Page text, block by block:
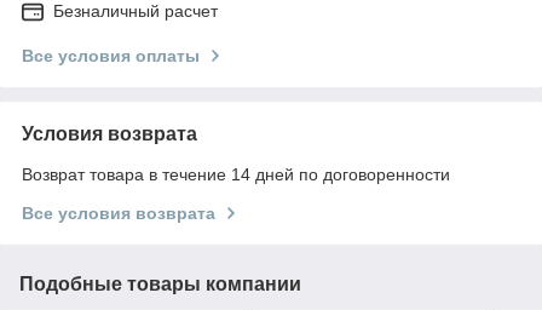
Безналичный расчет
Все условия оплаты
Условия возврата
Возврат товара в течение 14 дней по договоренности
Все условия возврата
Подобные товары компании